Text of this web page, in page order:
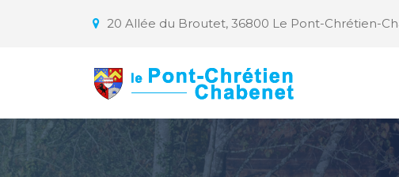
20 Allée du Broutet, 36800 Le Pont-Chrétien-